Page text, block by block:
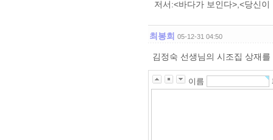
저서:<바다가 보인다>,<당신
최봉희 05-12-31 04:50
김정숙 선생님의 시조집 상재
이름